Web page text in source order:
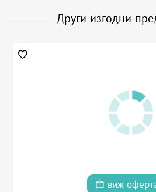
Други изгодни
виж